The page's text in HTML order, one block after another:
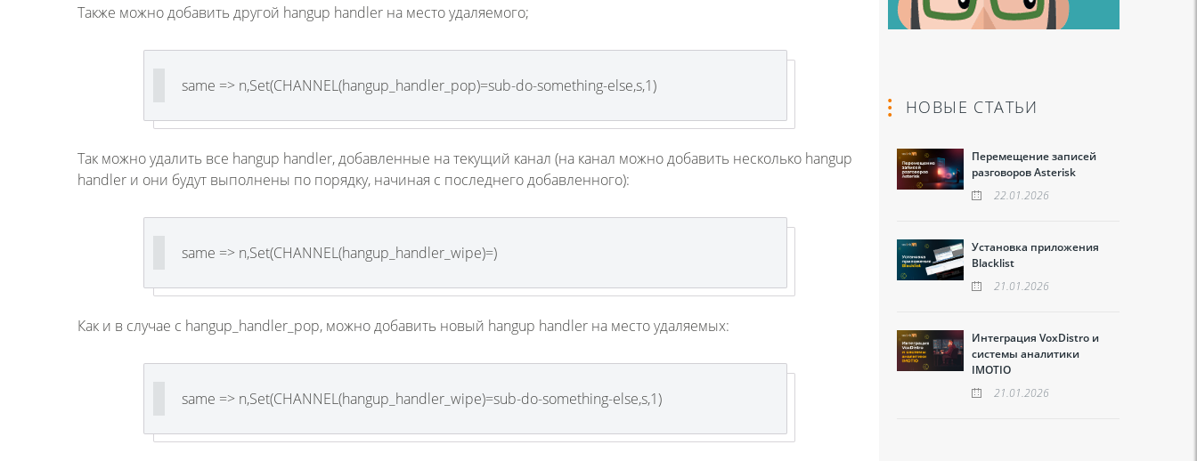
Также можно добавить другой hangup handler на место удаляемого;
same => n,Set(CHANNEL(hangup_handler_pop)=sub-do-something-else,s,1)
Так можно удалить все hangup handler, добавленные на текущий канал (на канал можно добавить несколько hangup
handler и они будут выполнены по порядку, начиная с последнего добавленного):
same => n,Set(CHANNEL(hangup_handler_wipe)=)
Как и в случае с hangup_handler_pop, можно добавить новый hangup handler на место удаляемых:
same => n,Set(CHANNEL(hangup_handler_wipe)=sub-do-something-else,s,1)
НОВЫЕ СТАТЬИ
Перемещение записей
разговоров Asterisk
22.01.2026
Установка приложения
Blacklist
21.01.2026
Интеграция VoxDistro и
системы аналитики
IMOTIO
21.01.2026